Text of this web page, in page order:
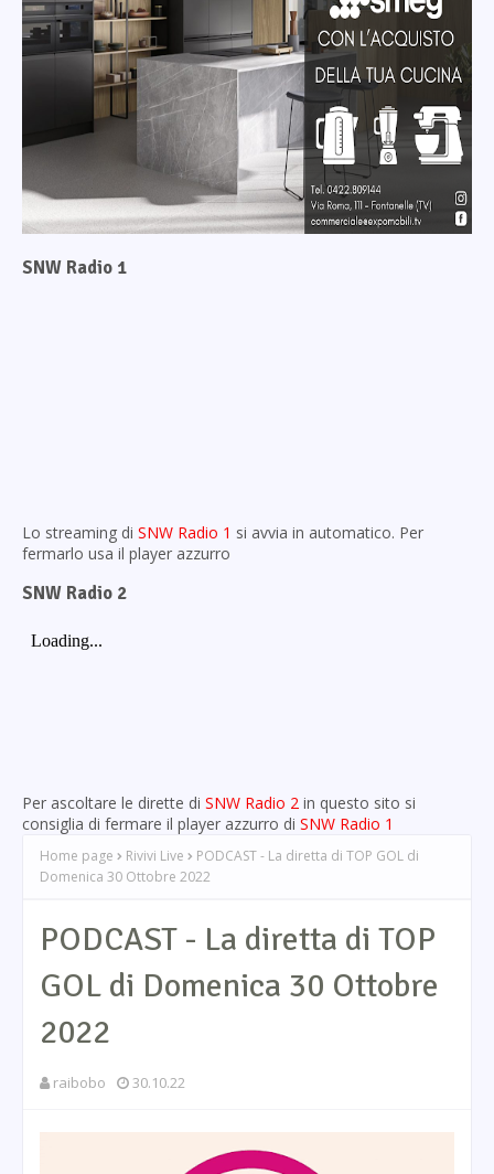
SNW Radio 1
Lo streaming di SNW Radio 1 si avvia in automatico. Per
fermarlo usa il player azzurro
SNW Radio 2
Per ascoltare le dirette di SNW Radio 2 in questo sito si
consiglia di fermare il player azzurro di SNW Radio 1
Home page Rivivi Live
PODCAST - La diretta di TOP GOL di
Domenica 30 Ottobre 2022
PODCAST - La diretta di TOP
GOL di Domenica 30 Ottobre
2022
raibobo 30.10.22